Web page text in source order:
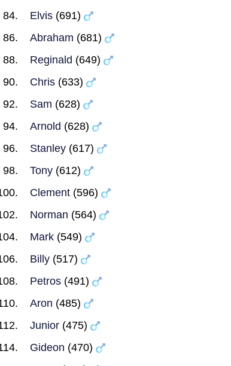
Elvis(691)
Abraham (681)
Reginald (649)
Chris(633)
Sam (628)
Arnold (628)
Stanley(617)
Tony(612)
Clement(596)
Norman (564)
Mark(549)
Billy(517)
Petros(491)
Aron (485)
Junior(475)
Gideon (470)